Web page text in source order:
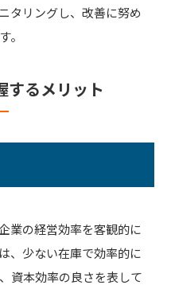
タリングし、改善に努め
。
するメリット
業の経営効率を客観的に
、少ない在庫で効率的に
資本効率の良さを表して